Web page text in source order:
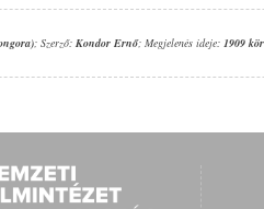
; Szerző: Kondor Ernő; Megjelenés ideje: 1909